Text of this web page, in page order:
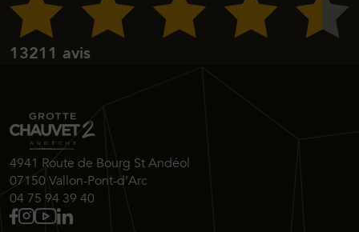
13211 avis
4941 Route de Bourg St Andéol
07150 Vallon-Pont-d’Arc
04 75 94 39 40